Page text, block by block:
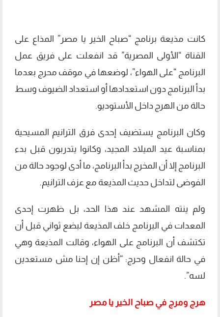
كانت مذيعة برنامج “صباح الخير يا مصر” المذاع على
القناة “الأولى المصرية” قد انفعلت على فريق عمل
البرنامج “على الهواء”، لوضعها في موقف محرج بعدما
بدأ البرنامج دون استعدادها أو استعداد الضيوف وسط
حالة من الهرج داخل الأستوديو.
وكان البرنامج يستضيف إحدى فرق الترانيم المسيحية
بمناسبة عيد الميلاد المجيد، وكانوا يتدربون قبل بدء
البرنامج إلا أن المخرج بدأ البرنامج، ما أدى لوجود حالة من
الفوضى لتداخل حديث المذيعة مع عزف الترانيم.
ولم ينته المشهد عند هذا الحد، بل ظهرت إحدى
المعدات في البرنامج خلف المذيعة لبضع ثواني قبل أن
تكتشف أن البرنامج على الهواء، وقالت المذيعة وهي
في حالة انفعال وحرج: “أظن إن إحنا مش مستعدين
لسه”.
هرج ومرج في صباح الخير يا مصر